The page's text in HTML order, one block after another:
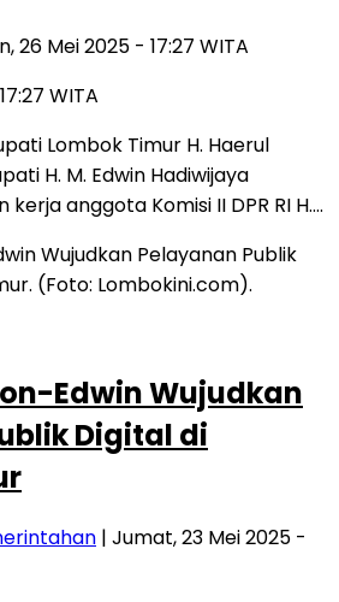
26 Mei 2025 - 17:27 WITA
WITA
Lombok Timur H. Haerul
H. M. Edwin Hadiwijaya
anggota Komisi II DPR RI H….
Edwin Wujudkan
Digital di
| Jumat, 23 Mei 2025 -